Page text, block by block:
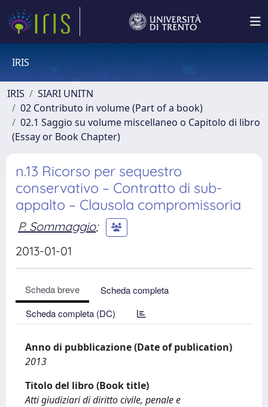
IRIS
IRIS
SIARI UNITN
02 Contributo in volume (Part of a book)
02.1 Saggio su volume miscellaneo o Capitolo di libro
(Essay or Book Chapter)
n.13 Ricorso per sequestro
conservativo – Contratto di sub-
appalto – Clausola compromissoria
P. Sommaggio;
2013-01-01
Scheda breve
Scheda completa
Scheda completa (DC)
Anno di pubblicazione (Date of publication)
2013
Titolo del libro (Book title)
Atti giudiziari di diritto civile, penale e